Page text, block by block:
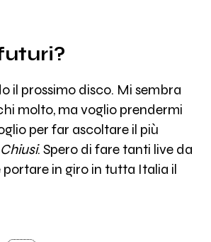
il prossimo disco. Mi sembra
molto, ma voglio prendermi
per far ascoltare il più
. Spero di fare tanti live da
portare in giro in tutta Italia il